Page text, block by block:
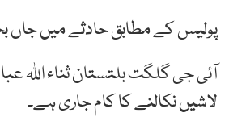
پولیس کے مطابق حادثے میں جاں
آئی جی گلگت بلتستان ثناء اللہ
لاشیں نکالنے کا کام جاری ہے۔